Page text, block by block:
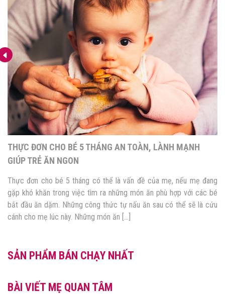
THỰC ĐƠN CHO BÉ 5 THÁNG AN TOÀN, LÀNH MẠNH
GIÚP TRẺ ĂN NGON
Thực đơn cho bé 5 tháng có thể là vấn đề của mẹ, nếu mẹ đang
gặp khó khăn trong việc tìm ra những món ăn phù hợp với các bé
bắt đầu ăn dặm. Những công thức tự nấu ăn sau có thể sẽ là cứu
cánh cho mẹ lúc này. Những món ăn […]
SẢN PHẨM BÁN CHẠY NHẤT
BÀI VIẾT MẸ QUAN TÂM